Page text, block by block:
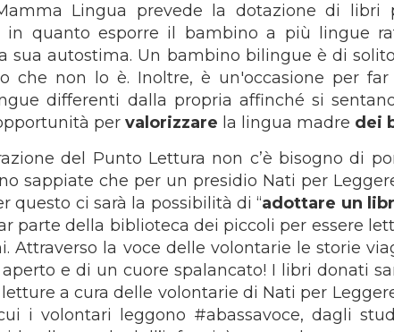
Lingua prevede la dotazione di
in quanto esporre il bambino a più lingue
sua autostima. Un bambino bilingue è di
che non lo è. Inoltre, è un'occasione per far
differenti dalla propria affinché si
per valorizzare la lingua madre dei
del Punto Lettura non c’è bisogno di
sappiate che per un presidio Nati per
questo ci sarà la possibilità di “adottare un
parte della biblioteca dei piccoli per essere
Attraverso la voce delle volontarie le storie
e di un cuore spalancato! I libri donati
a cura delle volontarie di Nati per
i volontari leggono #abassavoce, dagli